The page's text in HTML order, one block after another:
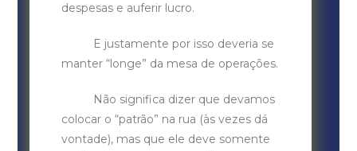
despesas e auferir lucro.
E justamente por isso deveria se
manter “longe” da mesa de operações.
Não significa dizer que devamos
colocar o “patrão” na rua (às vezes dá
vontade), mas que ele deve somente